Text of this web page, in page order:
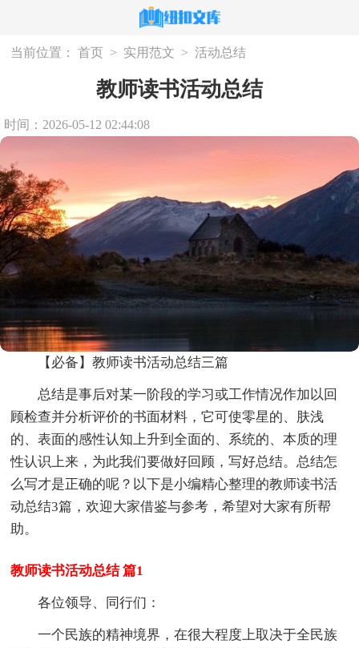
当前位置： 首页 > 实用范文 > 活动总结
教师读书活动总结
时间：2026-05-12 02:44:08
【必备】教师读书活动总结三篇
总结是事后对某一阶段的学习或工作情况作加以回
顾检查并分析评价的书面材料，它可使零星的、肤浅
的、表面的感性认知上升到全面的、系统的、本质的理
性认识上来，为此我们要做好回顾，写好总结。总结怎
么写才是正确的呢？以下是小编精心整理的教师读书活
动总结3篇，欢迎大家借鉴与参考，希望对大家有所帮
助。
教师读书活动总结 篇1
各位领导、同行们：
一个民族的精神境界，在很大程度上取决于全民族